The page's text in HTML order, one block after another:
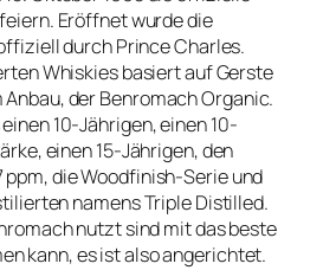
Eröffnet wurde die
durch Prince Charles.
Whiskies basiert auf Gerste
der Benromach Organic.
10-Jährigen, einen 10-
einen 15-Jährigen, den
die Woodfinish-Serie und
namens Triple Distilled.
nutzt sind mit das beste
kann, es ist also angerichtet.